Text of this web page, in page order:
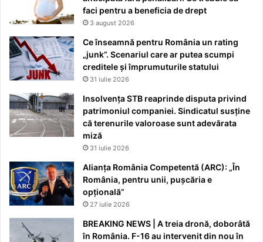
faci pentru a beneficia de drept
3 august 2026
Ce înseamnă pentru România un rating
„junk”. Scenariul care ar putea scumpi
creditele și împrumuturile statului
31 iulie 2026
Insolvența STB reaprinde disputa privind
patrimoniul companiei. Sindicatul susține
că terenurile valoroase sunt adevărata
miză
31 iulie 2026
Alianța România Competentă (ARC): „În
România, pentru unii, pușcăria e
opțională”
27 iulie 2026
BREAKING NEWS | A treia dronă, doborâtă
în România. F-16 au intervenit din nou în